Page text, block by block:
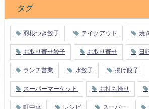
タグ
羽根つき餃子 テイクアウト 焼
お取り寄せ餃子 お取り寄せ 日
ランチ営業 水餃子 揚げ餃子
スーパーマーケット お持ち帰り
町中華 レシピ スーパー